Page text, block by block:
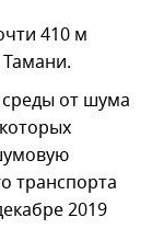
410 м
от шума
транспорта
2019